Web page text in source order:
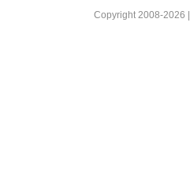
Copyright 2008-2026